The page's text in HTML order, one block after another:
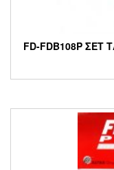
FD-FDB108P ΣΕΤ